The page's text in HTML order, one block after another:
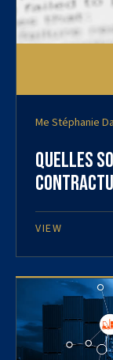
Me Stéphanie
Quelles
VIEW